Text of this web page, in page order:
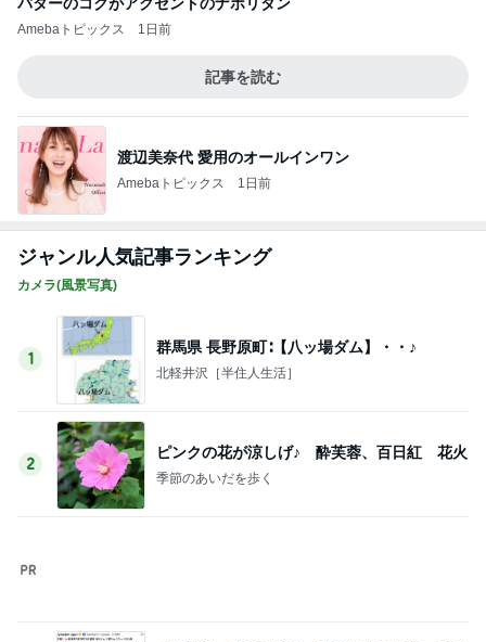
Amebaトピックス 1日前
記事を読む
渡辺美奈代 愛用のオールインワン
Amebaトピックス 1日前
ジャンル人気記事ランキング
カメラ(風景写真)
1
群馬県 長野原町∶【八ッ場ダム】・・♪
北軽井沢［半住人生活］
2
ピンクの花が涼しげ♪ 酔芙蓉、百日紅 花火
季節のあいだを歩く